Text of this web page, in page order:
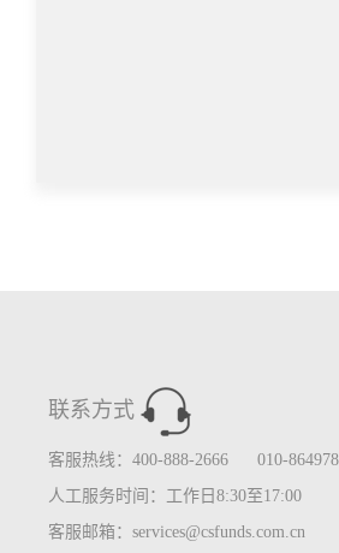
联系方式
客服热线：400-888-2666 010-
人工服务时间：工作日8:30至17:00
客服邮箱：services@csfunds.com.cn